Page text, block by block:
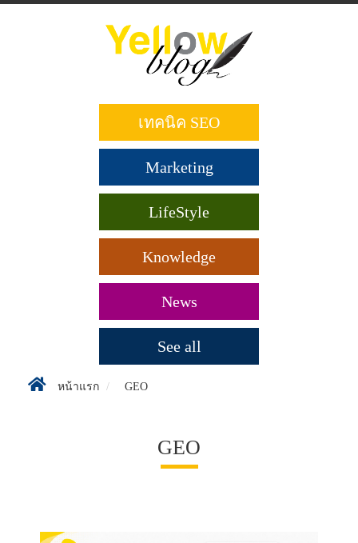
เทคนิค SEO
Marketing
LifeStyle
Knowledge
News
See all
หน้าแรก GEO
GEO